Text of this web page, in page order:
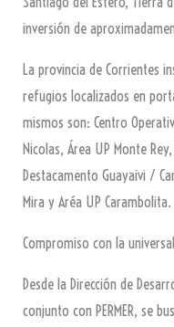
inversión de
La provincia de Corrientes
refugios localizados en
mismos son: Centro
Nicolas, Área UP Monte
Destacamento Guayaivi /
Mira y Aréa UP Carambolita.
Compromiso con la
Desde la Dirección de
conjunto con PERMER, se